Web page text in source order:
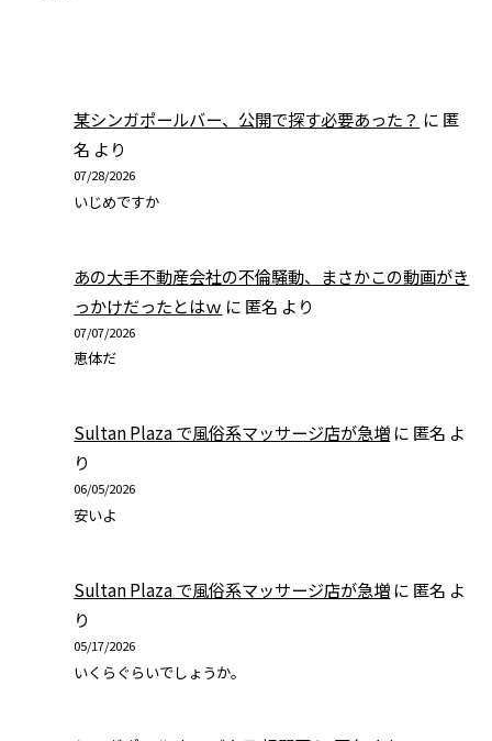
某シンガポールバー、公開で探す必要あった？ に 匿
名 より
07/28/2026
いじめですか
あの大手不動産会社の不倫騒動、まさかこの動画がき
っかけだったとはｗ に 匿名 より
07/07/2026
恵体だ
Sultan Plaza で風俗系マッサージ店が急増 に 匿名 よ
り
06/05/2026
安いよ
Sultan Plaza で風俗系マッサージ店が急増 に 匿名 よ
り
05/17/2026
いくらぐらいでしょうか。